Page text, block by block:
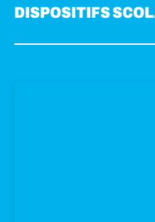
coordinateurs
que nous compilons. Ceux
DISPOSITIFS